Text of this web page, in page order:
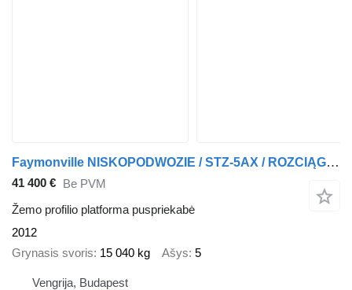
Faymonville NISKOPODWOZIE / STZ-5AX / ROZCIĄGANA / 5 OSI / DMC: 68 TON / OSI
41 400 €
Be PVM
Žemo profilio platforma puspriekabė
2012
Grynasis svoris 15 040 kg Ašys 5
Vengrija, Budapest